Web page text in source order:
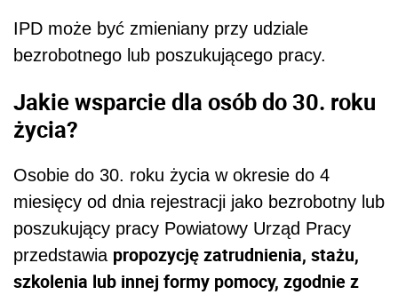
IPD może być zmieniany przy udziale
bezrobotnego lub poszukującego pracy.
Jakie wsparcie dla osób do 30. roku
życia?
Osobie do 30. roku życia w okresie do 4
miesięcy od dnia rejestracji jako bezrobotny lub
poszukujący pracy Powiatowy Urząd Pracy
przedstawia propozycję zatrudnienia, stażu,
szkolenia lub innej formy pomocy, zgodnie z